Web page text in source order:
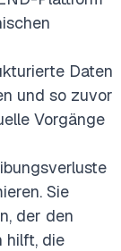
Daten
und so zuvor
Vorgänge
Sie
der den
hilft, die